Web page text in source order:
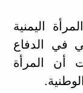
اليمنية
في الدفاع
أن المرأة